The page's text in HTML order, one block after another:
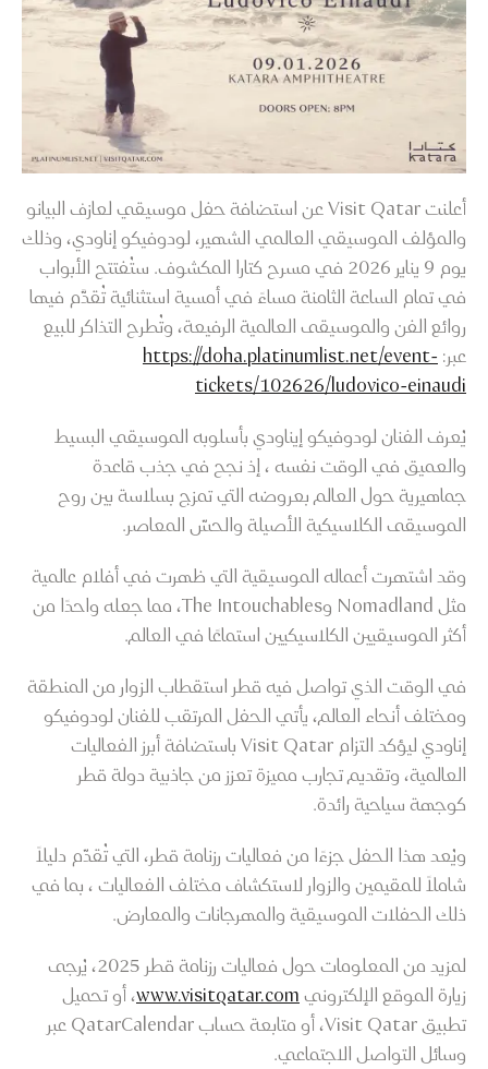
أعلنت Visit Qatar عن استضافة حفل موسيقي لعازف البيانو
والمؤلف الموسيقي العالمي الشهير، لودوفيكو إناودي، وذلك
يوم 9 يناير 2026 في مسرح كتارا المكشوف. ستُفتتح الأبواب
في تمام الساعة الثامنة مساءً في أمسية استثنائية تُقدَّم فيها
روائع الفن والموسيقى العالمية الرفيعة، وتُطرح التذاكر للبيع
عبر: https://doha.platinumlist.net/event-
tickets/102626/ludovico-einaudi
يُعرف الفنان لودوفيكو إيناودي بأسلوبه الموسيقي البسيط
والعميق في الوقت نفسه ، إذ نجح في جذب قاعدة
جماهيرية حول العالم بعروضه التي تمزج بسلاسة بين روح
الموسيقى الكلاسيكية الأصيلة والحسّ المعاصر.
وقد اشتهرت أعماله الموسيقية التي ظهرت في أفلام عالمية
مثل Nomadland وThe Intouchables، مما جعله واحدًا من
أكثر الموسيقيين الكلاسيكيين استماعًا في العالم.
في الوقت الذي تواصل فيه قطر استقطاب الزوار من المنطقة
ومختلف أنحاء العالم، يأتي الحفل المرتقب للفنان لودوفيكو
إناودي ليؤكد التزام Visit Qatar باستضافة أبرز الفعاليات
العالمية، وتقديم تجارب مميزة تعزز من جاذبية دولة قطر
كوجهة سياحية رائدة.
ويُعد هذا الحفل جزءًا من فعاليات رزنامة قطر، التي تُقدّم دليلاً
شاملاً للمقيمين والزوار لاستكشاف مختلف الفعاليات ، بما في
ذلك الحفلات الموسيقية والمهرجانات والمعارض.
لمزيد من المعلومات حول فعاليات رزنامة قطر 2025، يُرجى
زيارة الموقع الإلكتروني www.visitqatar.com، أو تحميل
تطبيق Visit Qatar، أو متابعة حساب QatarCalendar عبر
وسائل التواصل الاجتماعي.